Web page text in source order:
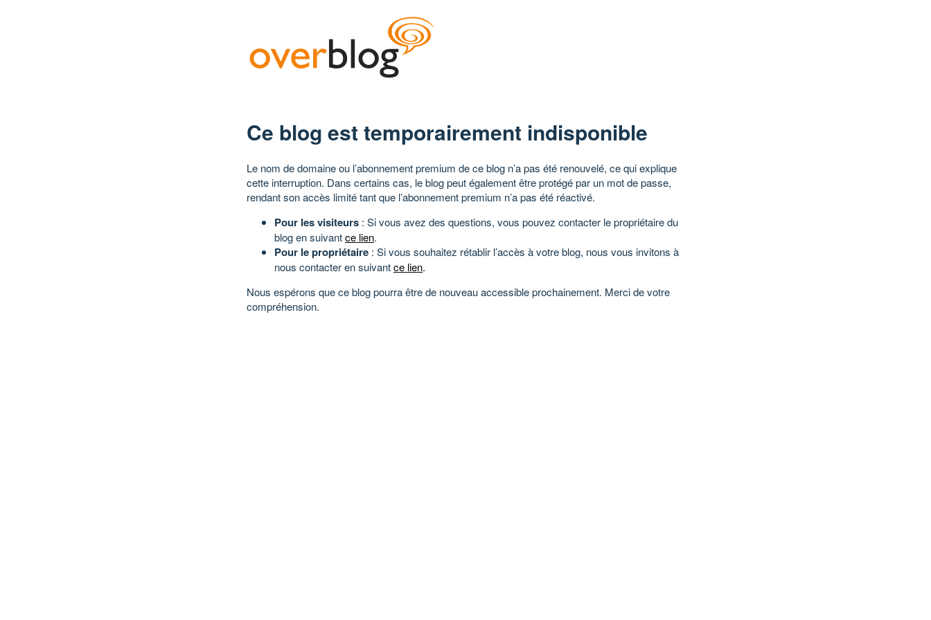
Ce blog est temporairement indisponible
Le nom de domaine ou l’abonnement premium de ce blog n’a pas été renouvelé, ce qui explique
cette interruption. Dans certains cas, le blog peut également être protégé par un mot de passe,
rendant son accès limité tant que l’abonnement premium n’a pas été réactivé.
Pour les visiteurs : Si vous avez des questions, vous pouvez contacter le propriétaire du
blog en suivantce lien.
Pour le propriétaire : Si vous souhaitez rétablir l’accès à votre blog, nous vous invitons à
nous contacter en suivantce lien.
Nous espérons que ce blog pourra être de nouveau accessible prochainement. Merci de votre
compréhension.